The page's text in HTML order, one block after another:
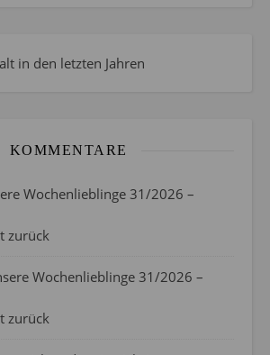
in den letzten Jahren
KOMMENTARE
Wochenlieblinge 31/2026 –
zurück
Wochenlieblinge 31/2026 –
zurück